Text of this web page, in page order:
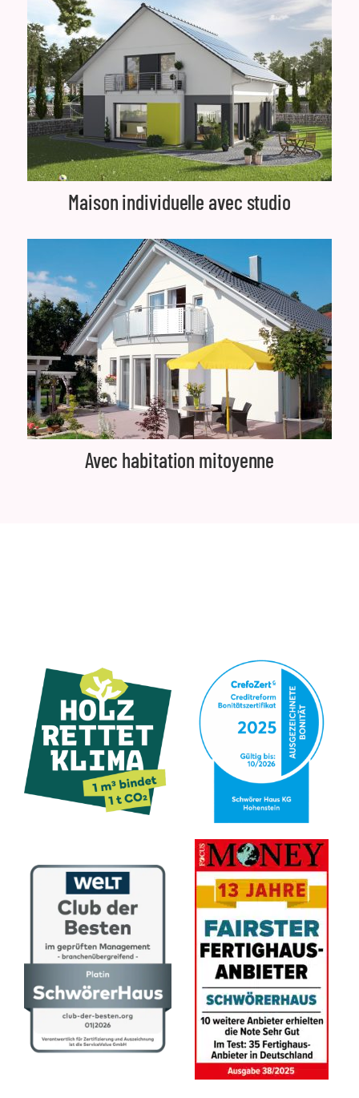
Maison individuelle avec studio
Avec habitation mitoyenne